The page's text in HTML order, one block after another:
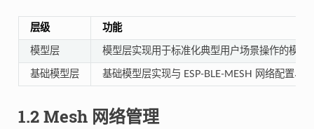
层级 功能
模型层 模型层实现用于标准化典型用户场景操作的模型
基础模型层 基础模型层实现与 ESP-BLE-MESH 网络配置、
1.2 Mesh 网络管理